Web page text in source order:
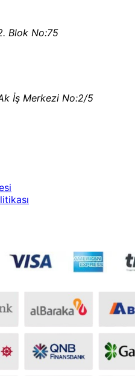
Blok No:75
İş Merkezi No:2/5